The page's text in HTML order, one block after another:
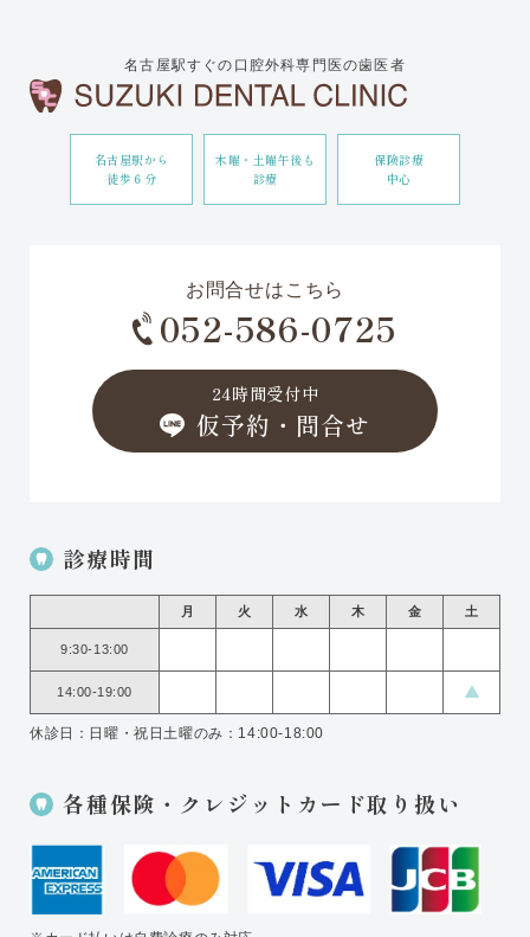
名古屋駅すぐの口腔外科専門医の歯医者
名古屋駅から
徒歩６分
木曜・土曜午後も
診療
保険診療
中心
お問合せはこちら
052-586-0725
24時間受付中
仮予約・問合せ
診療時間
月 火 水 木 金 土
9:30-13:00
14:00-19:00
休診日：日曜・祝日 土曜のみ：14:00-18:00
各種保険・クレジットカード取り扱い